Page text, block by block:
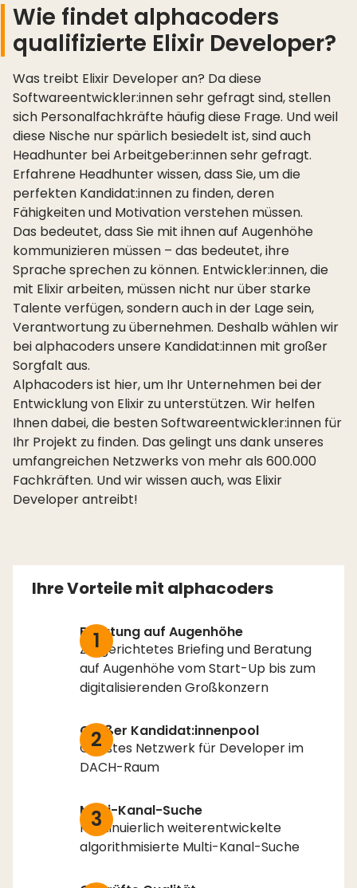
Wie findet alphacoders
qualifizierte Elixir Developer?
Was treibt Elixir Developer an? Da diese
Softwareentwickler:innen sehr gefragt sind, stellen
sich Personalfachkräfte häufig diese Frage. Und weil
diese Nische nur spärlich besiedelt ist, sind auch
Headhunter bei Arbeitgeber:innen sehr gefragt.
Erfahrene Headhunter wissen, dass Sie, um die
perfekten Kandidat:innen zu finden, deren
Fähigkeiten und Motivation verstehen müssen.
Das bedeutet, dass Sie mit ihnen auf Augenhöhe
kommunizieren müssen – das bedeutet, ihre
Sprache sprechen zu können. Entwickler:innen, die
mit Elixir arbeiten, müssen nicht nur über starke
Talente verfügen, sondern auch in der Lage sein,
Verantwortung zu übernehmen. Deshalb wählen wir
bei alphacoders unsere Kandidat:innen mit großer
Sorgfalt aus.
Alphacoders ist hier, um Ihr Unternehmen bei der
Entwicklung von Elixir zu unterstützen. Wir helfen
Ihnen dabei, die besten Softwareentwickler:innen für
Ihr Projekt zu finden. Das gelingt uns dank unseres
umfangreichen Netzwerks von mehr als 600.000
Fachkräften. Und wir wissen auch, was Elixir
Developer antreibt!
Ihre Vorteile mit alphacoders
1
Beratung auf Augenhöhe
Zielgerichtetes Briefing und Beratung
auf Augenhöhe vom Start-Up bis zum
digitalisierenden Großkonzern
2
Großer Kandidat:innenpool
Größtes Netzwerk für Developer im
DACH-Raum
3
Multi-Kanal-Suche
Kontinuierlich weiterentwickelte
algorithmisierte Multi-Kanal-Suche